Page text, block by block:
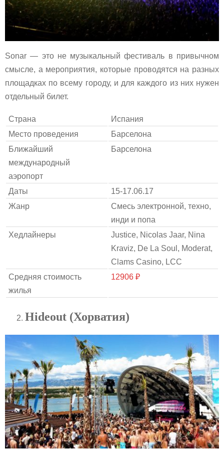
Sonar — это не музыкальный фестиваль в привычном
смысле, а мероприятия, которые проводятся на разных
площадках по всему городу, и для каждого из них нужен
отдельный билет.
Страна
Испания
Место проведения
Барселона
Ближайший
международный
аэропорт
Барселона
Даты
15-17.06.17
Жанр
Смесь электронной, техно,
инди и попа
Хедлайнеры
Justice, Nicolas Jaar, Nina
Kraviz, De La Soul, Moderat,
Clams Casino, LCC
Средняя стоимость
жилья
12906 ₽
Hideout (Хорватия)